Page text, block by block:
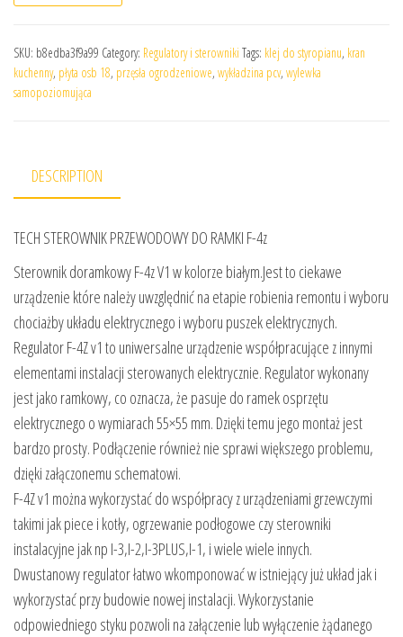
SKU: b8edba3f9a99 Category: Regulatory i sterowniki Tags: klej do styropianu, kran
kuchenny, płyta osb 18, przęsła ogrodzeniowe, wykładzina pcv, wylewka
samopoziomująca
DESCRIPTION
TECH STEROWNIK PRZEWODOWY DO RAMKI F-4z
Sterownik doramkowy F-4z V1 w kolorze białym.Jest to ciekawe
urządzenie które należy uwzględnić na etapie robienia remontu i wyboru
chociażby układu elektrycznego i wyboru puszek elektrycznych.
Regulator F-4Z v1 to uniwersalne urządzenie współpracujące z innymi
elementami instalacji sterowanych elektrycznie. Regulator wykonany
jest jako ramkowy, co oznacza, że pasuje do ramek osprzętu
elektrycznego o wymiarach 55×55 mm. Dzięki temu jego montaż jest
bardzo prosty. Podłączenie również nie sprawi większego problemu,
dzięki załączonemu schematowi.
F-4Z v1 można wykorzystać do współpracy z urządzeniami grzewczymi
takimi jak piece i kotły, ogrzewanie podłogowe czy sterowniki
instalacyjne jak np I-3,I-2,I-3PLUS,I-1, i wiele wiele innych.
Dwustanowy regulator łatwo wkomponować w istniejący już układ jak i
wykorzystać przy budowie nowej instalacji. Wykorzystanie
odpowiedniego styku pozwoli na załączenie lub wyłączenie żądanego